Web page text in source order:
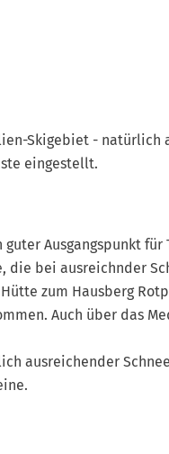
Skigebiet - natürlich
eingestellt.
Ausgangspunkt für
die bei ausreichnder
zum Hausberg
Auch über das
ausreichender